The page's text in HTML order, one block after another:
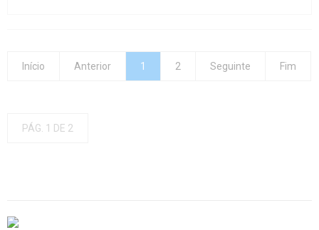
Início Anterior 1 2 Seguinte Fim
PÁG. 1 DE 2